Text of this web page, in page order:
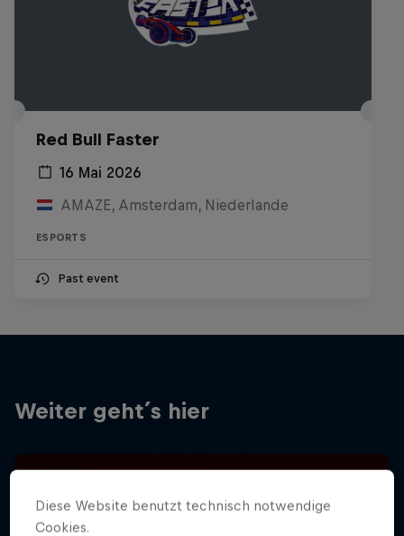
Red Bull Faster
16 Mai 2026
AMAZE, Amsterdam, Niederlande
ESPORTS
Past event
Weiter geht´s hier
Diese Website benutzt technisch notwendige
Cookies.